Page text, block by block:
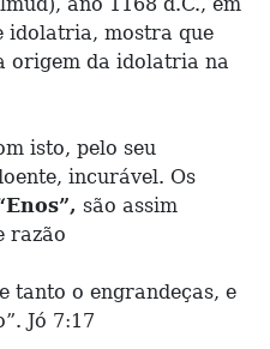
idolatria, mostra que
origem da idolatria na
isto, pelo seu
incurável. Os
são assim
razão
tanto o engrandeças, e
Jó 7:17